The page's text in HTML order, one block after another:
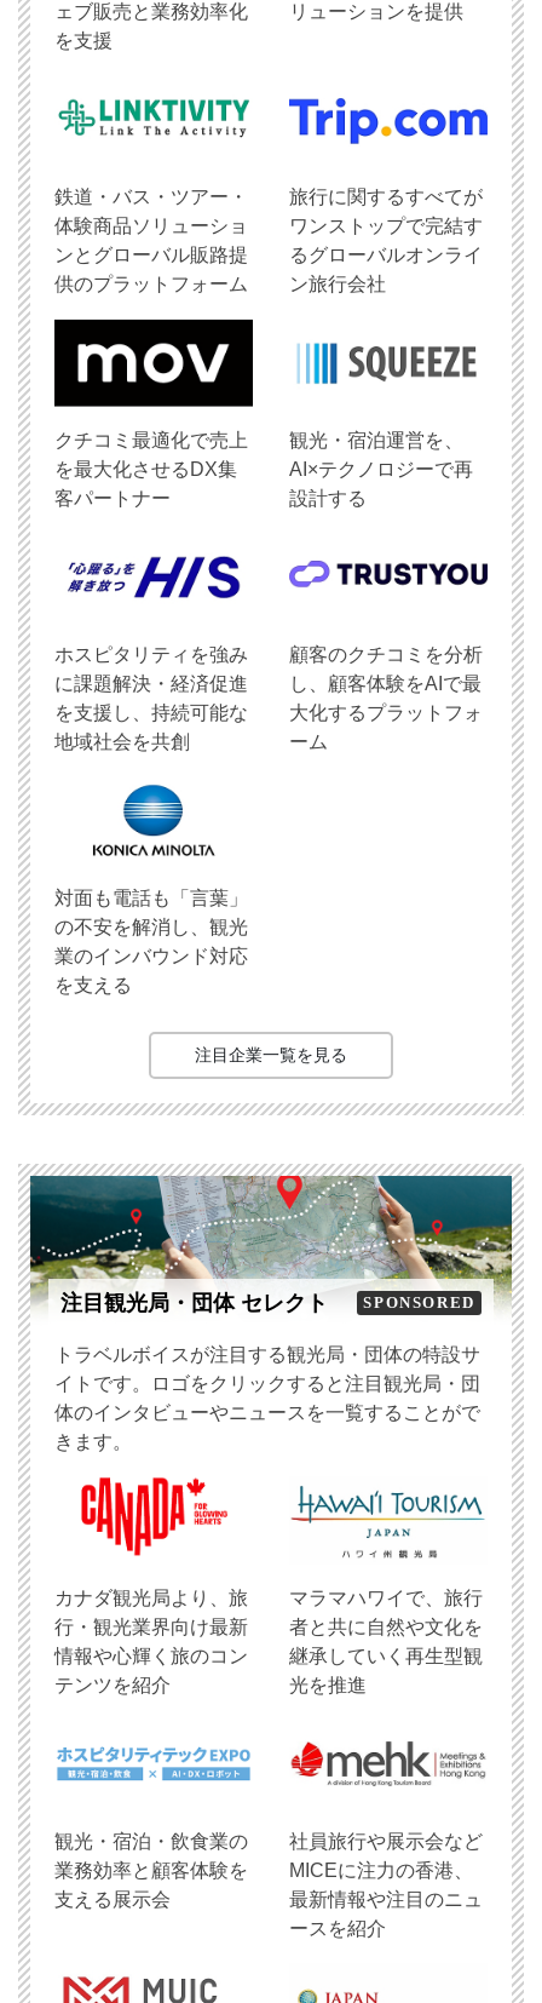
ェブ販売と業務効率化
を支援
リューションを提供
鉄道・バス・ツアー・
体験商品ソリューショ
ンとグローバル販路提
供のプラットフォーム
旅行に関するすべてが
ワンストップで完結す
るグローバルオンライ
ン旅行会社
クチコミ最適化で売上
を最大化させるDX集
客パートナー
観光・宿泊運営を、
AI×テクノロジーで再
設計する
ホスピタリティを強み
に課題解決・経済促進
を支援し、持続可能な
地域社会を共創
顧客のクチコミを分析
し、顧客体験をAIで最
大化するプラットフォ
ーム
対面も電話も「言葉」
の不安を解消し、観光
業のインバウンド対応
を支える
注目企業一覧を見る
注目観光局・団体 セレクト SPONSORED
トラベルボイスが注目する観光局・団体の特設サ
イトです。ロゴをクリックすると注目観光局・団
体のインタビューやニュースを一覧することがで
きます。
​カナダ観光局より、旅
行・観光業界向け最新
情報や心輝く旅のコン
テンツを紹介
マラマハワイで、旅行
者と共に自然や文化を
継承していく再生型観
光を推進
観光・宿泊・飲食業の
業務効率と顧客体験を
支える展示会
社員旅行や展示会など
MICEに注力の香港、
最新情報や注目のニュ
ースを紹介